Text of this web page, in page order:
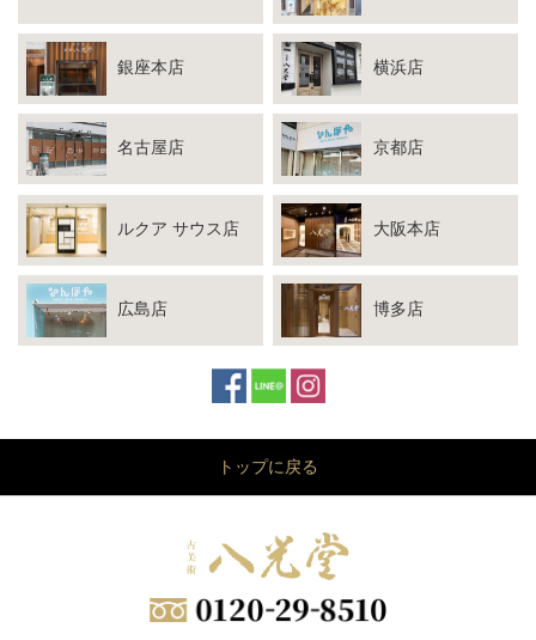
銀座本店 横浜店
名古屋店 京都店
ルクア サウス店 大阪本店
広島店 博多店
トップに戻る